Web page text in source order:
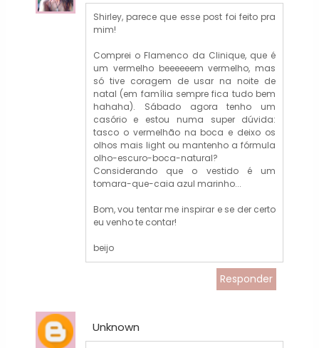
Shirley, parece que esse post foi feito pra
mim!
Comprei o Flamenco da Clinique, que é
um vermelho beeeeeem vermelho, mas
só tive coragem de usar na noite de
natal (em família sempre fica tudo bem
hahaha). Sábado agora tenho um
casório e estou numa super dúvida:
tasco o vermelhão na boca e deixo os
olhos mais light ou mantenho a fórmula
olho-escuro-boca-natural?
Considerando que o vestido é um
tomara-que-caia azul marinho...
Bom, vou tentar me inspirar e se der certo
eu venho te contar!
beijo
Responder
Unknown